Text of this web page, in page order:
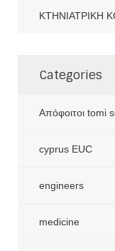
ΚΤΗΝΙΑΤΡΙΚΗ
Categories
Aπόφοιτοι tomi
cyprus EUC
engineers
medicine